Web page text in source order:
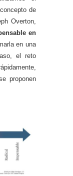
de
Overton,
en
en una
el reto
proponen